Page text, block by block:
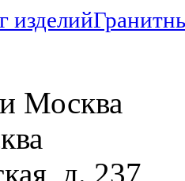
изделий
Москва
д. 237